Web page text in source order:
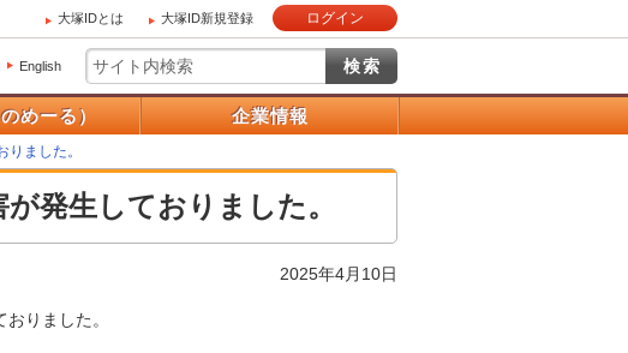
大塚IDとは 大塚ID新規登録 ログイン
English
めーる） 企業情報
ました。
発生しておりました。
2025年4月10日
りました。